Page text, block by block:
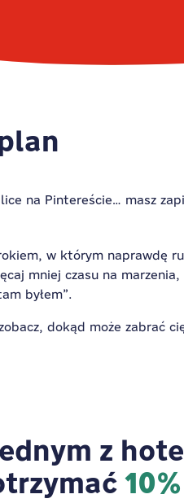
na Pintereście… masz
w którym naprawdę
mniej czasu na marzenia,
byłem”.
dokąd może zabrać
z